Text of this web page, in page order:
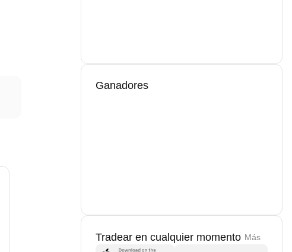
Ganadores
Tradear en cualquier momento Más